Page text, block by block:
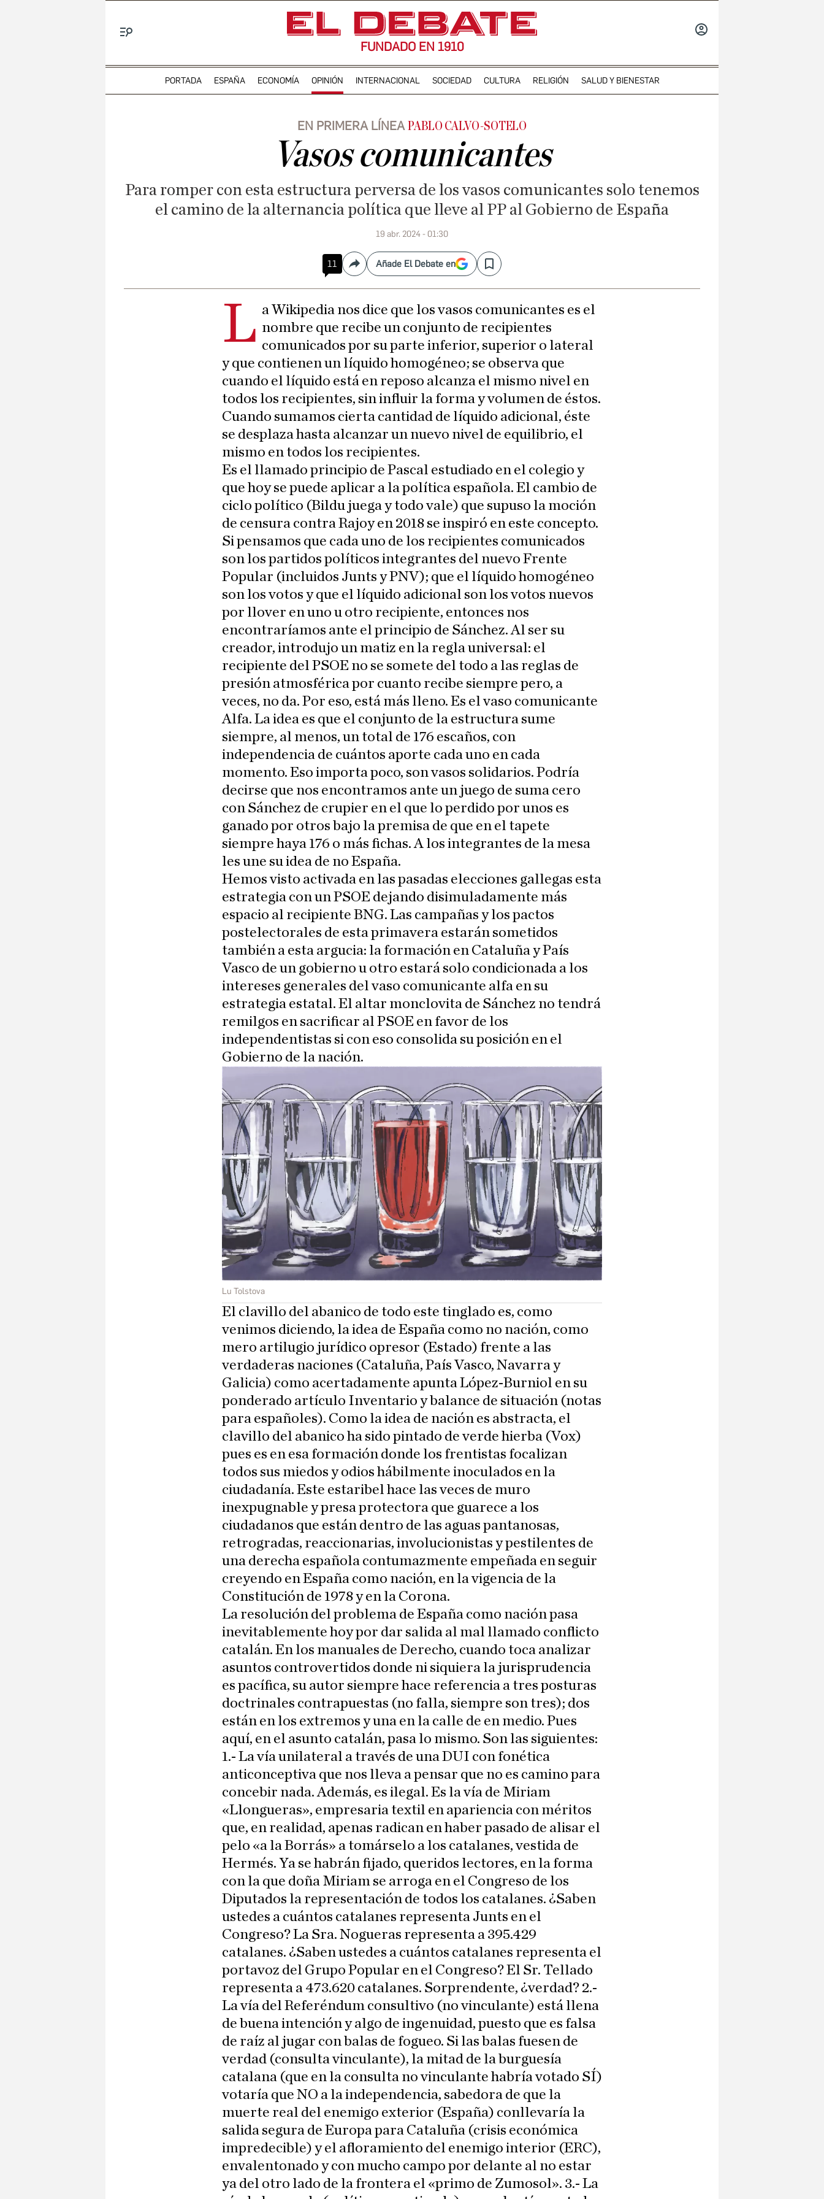
FUNDADO EN 1910
PORTADA ESPAÑA ECONOMÍA OPINIÓN INTERNACIONAL SOCIEDAD CULTURA RELIGIÓN SALUD Y BIENESTAR
EN PRIMERA LÍNEA PABLO CALVO-SOTELO
Vasos comunicantes
Para romper con esta estructura perversa de los vasos comunicantes solo tenemos
el camino de la alternancia política que lleve al PP al Gobierno de España
19 abr. 2024 - 01:30
11 CompartirAñade El Debate en Save
L a Wikipedia nos dice que los vasos comunicantes es el
nombre que recibe un conjunto de recipientes
comunicados por su parte inferior, superior o lateral
y que contienen un líquido homogéneo; se observa que
cuando el líquido está en reposo alcanza el mismo nivel en
todos los recipientes, sin influir la forma y volumen de éstos.
Cuando sumamos cierta cantidad de líquido adicional, éste
se desplaza hasta alcanzar un nuevo nivel de equilibrio, el
mismo en todos los recipientes.
Es el llamado principio de Pascal estudiado en el colegio y
que hoy se puede aplicar a la política española. El cambio de
ciclo político (Bildu juega y todo vale) que supuso la moción
de censura contra Rajoy en 2018 se inspiró en este concepto.
Si pensamos que cada uno de los recipientes comunicados
son los partidos políticos integrantes del nuevo Frente
Popular (incluidos Junts y PNV); que el líquido homogéneo
son los votos y que el líquido adicional son los votos nuevos
por llover en uno u otro recipiente, entonces nos
encontraríamos ante el principio de Sánchez. Al ser su
creador, introdujo un matiz en la regla universal: el
recipiente del PSOE no se somete del todo a las reglas de
presión atmosférica por cuanto recibe siempre pero, a
veces, no da. Por eso, está más lleno. Es el vaso comunicante
Alfa. La idea es que el conjunto de la estructura sume
siempre, al menos, un total de 176 escaños, con
independencia de cuántos aporte cada uno en cada
momento. Eso importa poco, son vasos solidarios. Podría
decirse que nos encontramos ante un juego de suma cero
con Sánchez de crupier en el que lo perdido por unos es
ganado por otros bajo la premisa de que en el tapete
siempre haya 176 o más fichas. A los integrantes de la mesa
les une su idea de no España.
Hemos visto activada en las pasadas elecciones gallegas esta
estrategia con un PSOE dejando disimuladamente más
espacio al recipiente BNG. Las campañas y los pactos
postelectorales de esta primavera estarán sometidos
también a esta argucia: la formación en Cataluña y País
Vasco de un gobierno u otro estará solo condicionada a los
intereses generales del vaso comunicante alfa en su
estrategia estatal. El altar monclovita de Sánchez no tendrá
remilgos en sacrificar al PSOE en favor de los
independentistas si con eso consolida su posición en el
Gobierno de la nación.
Lu Tolstova
El clavillo del abanico de todo este tinglado es, como
venimos diciendo, la idea de España como no nación, como
mero artilugio jurídico opresor (Estado) frente a las
verdaderas naciones (Cataluña, País Vasco, Navarra y
Galicia) como acertadamente apunta López-Burniol en su
ponderado artículo Inventario y balance de situación (notas
para españoles). Como la idea de nación es abstracta, el
clavillo del abanico ha sido pintado de verde hierba (Vox)
pues es en esa formación donde los frentistas focalizan
todos sus miedos y odios hábilmente inoculados en la
ciudadanía. Este estaribel hace las veces de muro
inexpugnable y presa protectora que guarece a los
ciudadanos que están dentro de las aguas pantanosas,
retrogradas, reaccionarias, involucionistas y pestilentes de
una derecha española contumazmente empeñada en seguir
creyendo en España como nación, en la vigencia de la
Constitución de 1978 y en la Corona.
La resolución del problema de España como nación pasa
inevitablemente hoy por dar salida al mal llamado conflicto
catalán. En los manuales de Derecho, cuando toca analizar
asuntos controvertidos donde ni siquiera la jurisprudencia
es pacífica, su autor siempre hace referencia a tres posturas
doctrinales contrapuestas (no falla, siempre son tres); dos
están en los extremos y una en la calle de en medio. Pues
aquí, en el asunto catalán, pasa lo mismo. Son las siguientes:
1.- La vía unilateral a través de una DUI con fonética
anticonceptiva que nos lleva a pensar que no es camino para
concebir nada. Además, es ilegal. Es la vía de Miriam
«Llongueras», empresaria textil en apariencia con méritos
que, en realidad, apenas radican en haber pasado de alisar el
pelo «a la Borrás» a tomárselo a los catalanes, vestida de
Hermés. Ya se habrán fijado, queridos lectores, en la forma
con la que doña Miriam se arroga en el Congreso de los
Diputados la representación de todos los catalanes. ¿Saben
ustedes a cuántos catalanes representa Junts en el
Congreso? La Sra. Nogueras representa a 395.429
catalanes. ¿Saben ustedes a cuántos catalanes representa el
portavoz del Grupo Popular en el Congreso? El Sr. Tellado
representa a 473.620 catalanes. Sorprendente, ¿verdad? 2.-
La vía del Referéndum consultivo (no vinculante) está llena
de buena intención y algo de ingenuidad, puesto que es falsa
de raíz al jugar con balas de fogueo. Si las balas fuesen de
verdad (consulta vinculante), la mitad de la burguesía
catalana (que en la consulta no vinculante habría votado SÍ)
votaría que NO a la independencia, sabedora de que la
muerte real del enemigo exterior (España) conllevaría la
salida segura de Europa para Cataluña (crisis económica
impredecible) y el afloramiento del enemigo interior (ERC),
envalentonado y con mucho campo por delante al no estar
ya del otro lado de la frontera el «primo de Zumosol». 3.- La